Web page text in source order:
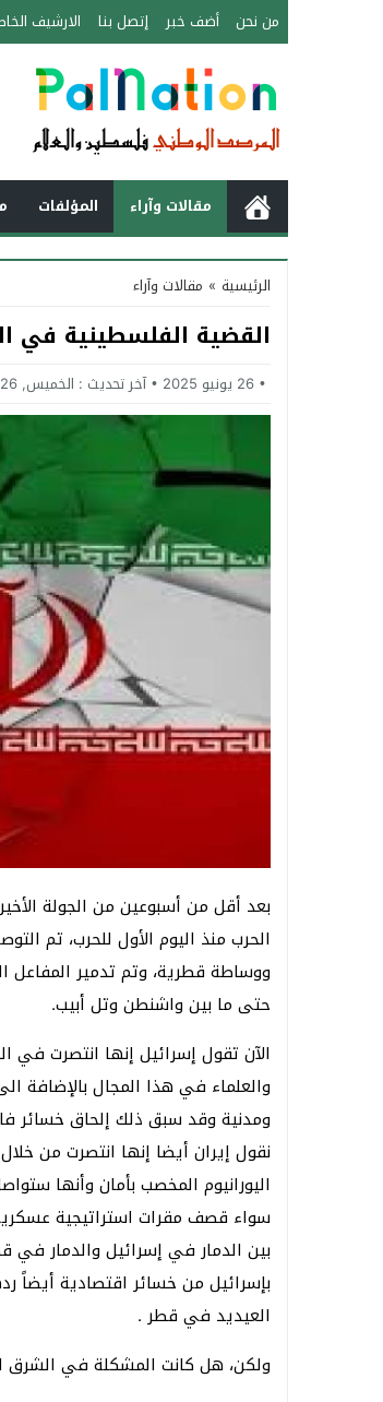
من نحن أضف خبر إتصل بنا الارشيف
مقالات وآراء المؤلفات
الرئيسية » مقالات وآراء
القضية الفلسطينية في
26 يونيو 2025 آخر تحديث : الخميس, 26 يونيو, 2025 - 1:35 مساءً
بعد أقل من أسبوعين من الجولة
الحرب منذ اليوم الأول للحرب، تم
ووساطة قطرية، وتم تدمير المفاعل
حتى ما بين واشنطن وتل أبيب.
الآن تقول إسرائيل إنها انتصرت في
والعلماء في هذا المجال بالإضافة
ومدنية وقد سبق ذلك إلحاق خسائر
نقول إيران أيضا إنها انتصرت من
اليورانيوم المخصب بأمان وأنها
سواء قصف مقرات استراتيجية
بين الدمار في إسرائيل والدمار في
بإسرائيل من خسائر اقتصادية
العيديد في قطر .
ولكن، هل كانت المشكلة في الشرق